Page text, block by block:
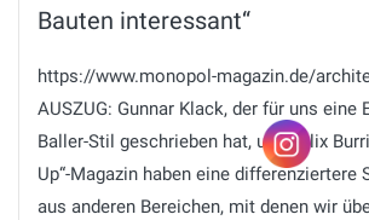
Bauten interessant“
https://www.monopol-magazin.de/
AUSZUG: Gunnar Klack, der für uns eine
Baller-Stil geschrieben hat, und Felix
Up“-Magazin haben eine differenziertere
aus anderen Bereichen, mit denen wir